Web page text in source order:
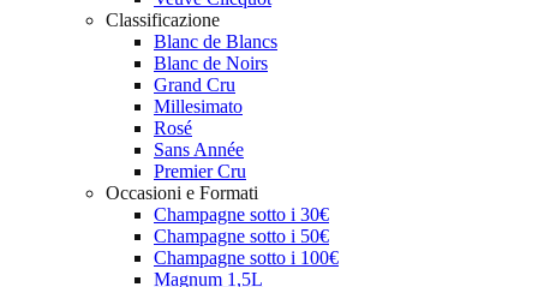
Classificazione
Blanc de Blancs
Blanc de Noirs
Grand Cru
Millesimato
Rosé
Sans Année
Premier Cru
Occasioni e Formati
Champagne sotto i 30€
Champagne sotto i 50€
Champagne sotto i 100€
Magnum 1,5L